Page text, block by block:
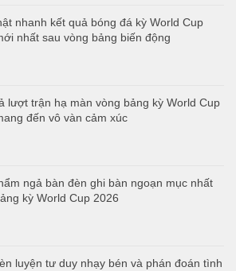
nhanh kết quả bóng đá kỳ World Cup
nhất sau vòng bảng biến động
lượt trận hạ màn vòng bảng kỳ World Cup
đến vô vàn cảm xúc
ngả bàn đèn ghi bàn ngoạn mục nhất
kỳ World Cup 2026
luyện tư duy nhạy bén và phán đoán tình